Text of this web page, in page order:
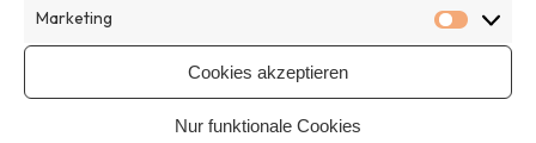
Marketing
Cookies akzeptieren
Nur funktionale Cookies